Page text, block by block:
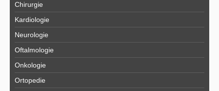
Chirurgie
Kardiologie
Neurologie
Oftalmologie
Onkologie
Ortopedie